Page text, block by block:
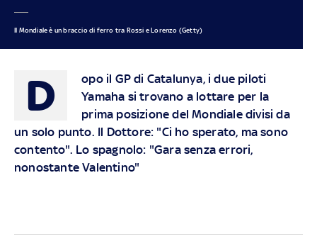
Il Mondiale è un braccio di ferro tra Rossi e Lorenzo (Getty)
D
opo il GP di Catalunya, i due piloti
Yamaha si trovano a lottare per la
prima posizione del Mondiale divisi da
un solo punto. Il Dottore: "Ci ho sperato, ma sono
contento". Lo spagnolo: "Gara senza errori,
nonostante Valentino"